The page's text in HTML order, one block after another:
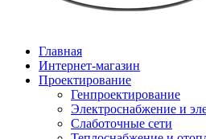
Главная
Интернет-магазин
Проектирование
Генпроектирование
Электроснабжение и
Слаботочные сети